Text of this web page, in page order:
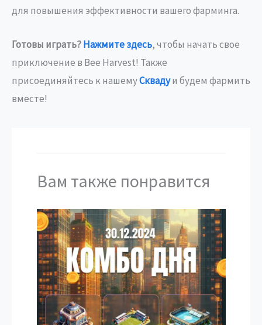
для повышения эффективности вашего фарминга.
Готовы играть?Нажмите здесь, чтобы начать свое
приключение в Bee Harvest! Также
присоединяйтесь к нашемуСквадуи будем фармить
вместе!
Вам также понравится